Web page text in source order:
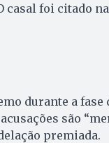
casal foi citado
durante a fase
são
premiada.